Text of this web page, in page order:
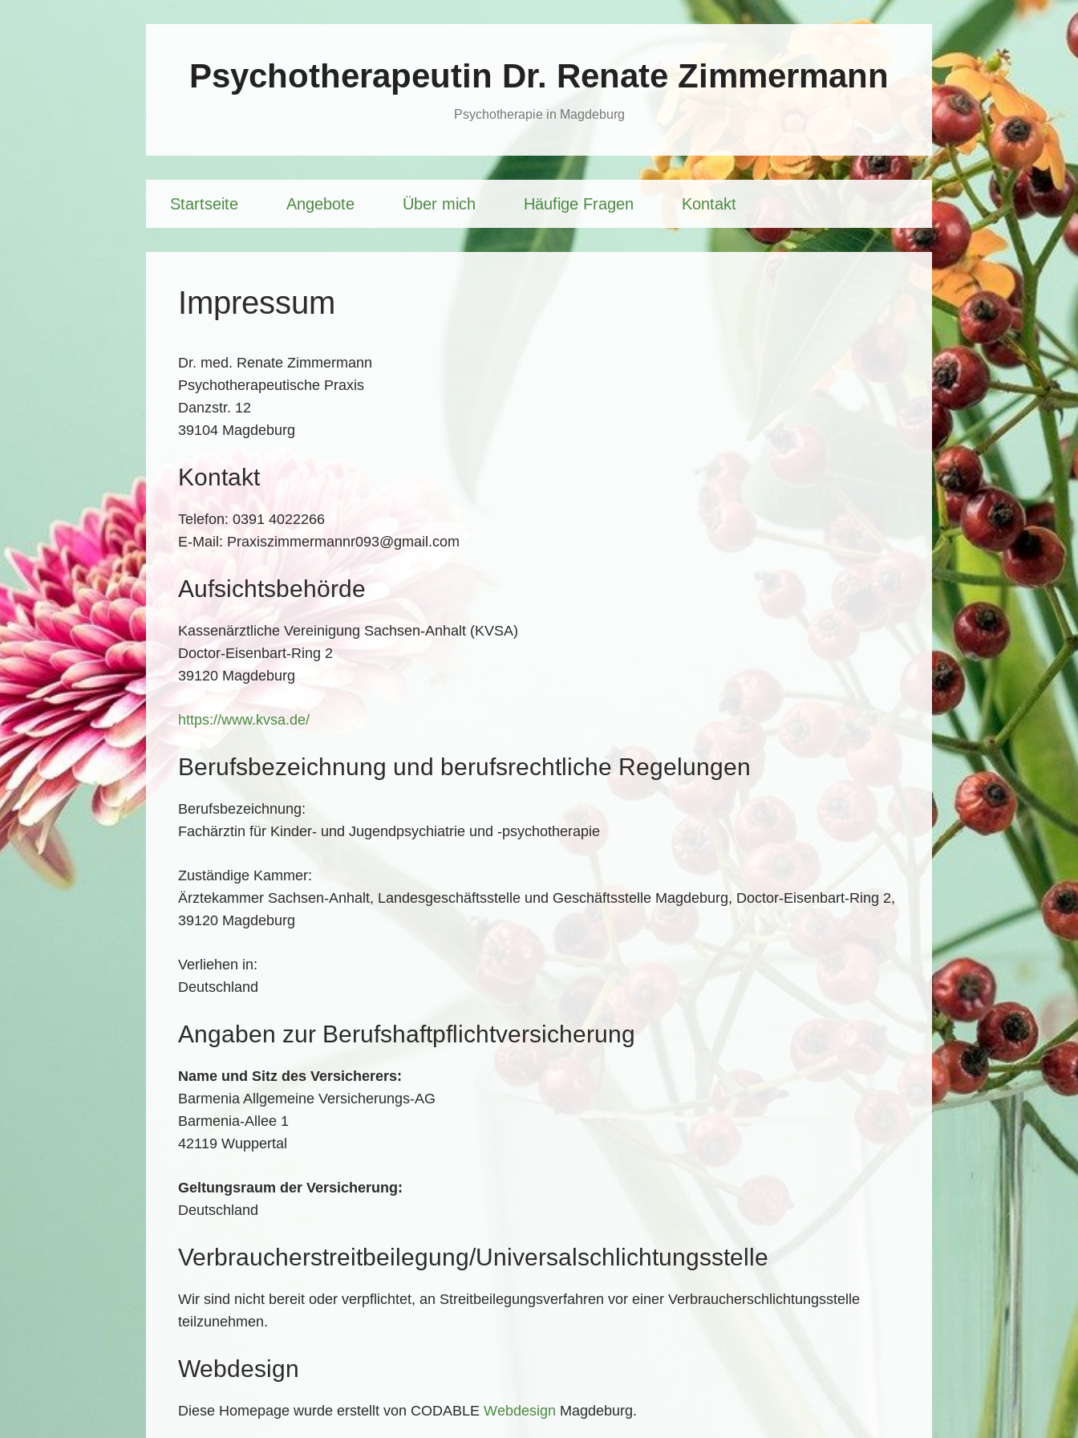
Psychotherapeutin Dr. Renate Zimmermann
Psychotherapie in Magdeburg
Startseite Angebote Über mich Häufige Fragen Kontakt
Impressum
Dr. med. Renate Zimmermann
Psychotherapeutische Praxis
Danzstr. 12
39104 Magdeburg
Kontakt
Telefon: 0391 4022266
E-Mail: Praxiszimmermannr093@gmail.com
Aufsichtsbehörde
Kassenärztliche Vereinigung Sachsen-Anhalt (KVSA)
Doctor-Eisenbart-Ring 2
39120 Magdeburg
https://www.kvsa.de/
Berufsbezeichnung und berufsrechtliche Regelungen
Berufsbezeichnung:
Fachärztin für Kinder- und Jugendpsychiatrie und -psychotherapie
Zuständige Kammer:
Ärztekammer Sachsen-Anhalt, Landesgeschäftsstelle und Geschäftsstelle Magdeburg, Doctor-Eisenbart-Ring 2,
39120 Magdeburg
Verliehen in:
Deutschland
Angaben zur Berufs­haftpflicht­versicherung
Name und Sitz des Versicherers:
Barmenia Allgemeine Versicherungs-AG
Barmenia-Allee 1
42119 Wuppertal
Geltungsraum der Versicherung:
Deutschland
Verbraucher­streit­beilegung/Universal­schlichtungs­stelle
Wir sind nicht bereit oder verpflichtet, an Streitbeilegungsverfahren vor einer Verbraucherschlichtungsstelle
teilzunehmen.
Webdesign
Diese Homepage wurde erstellt von CODABLE Webdesign Magdeburg.